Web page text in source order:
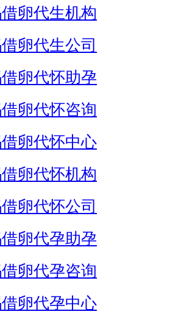
卵代生机构
卵代生公司
卵代怀助孕
卵代怀咨询
卵代怀中心
卵代怀机构
卵代怀公司
卵代孕助孕
卵代孕咨询
卵代孕中心